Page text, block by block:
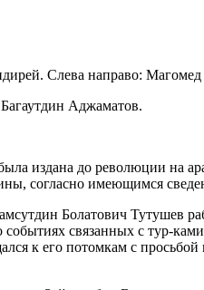
Слева направо:
Аджаматов.
издана до революции на
согласно имеющимся
Болатович Тутушев
событиях связанных с тур-
к его потомкам с